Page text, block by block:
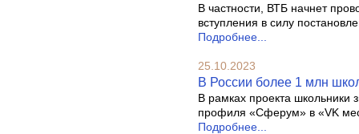
В частности, ВТБ начнет
вступления в силу
Подробнее...
25.10.2023
В России более 1 млн
В рамках проекта школьники
профиля «Сферум» в «VK
Подробнее...